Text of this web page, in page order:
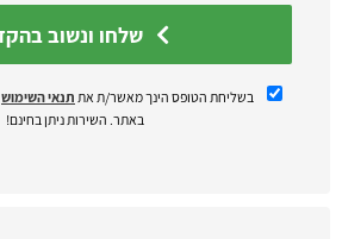
בשליחת הטופס הינך מאשר/ת את תנאי השימוש
באתר. השירות ניתן בחינם!